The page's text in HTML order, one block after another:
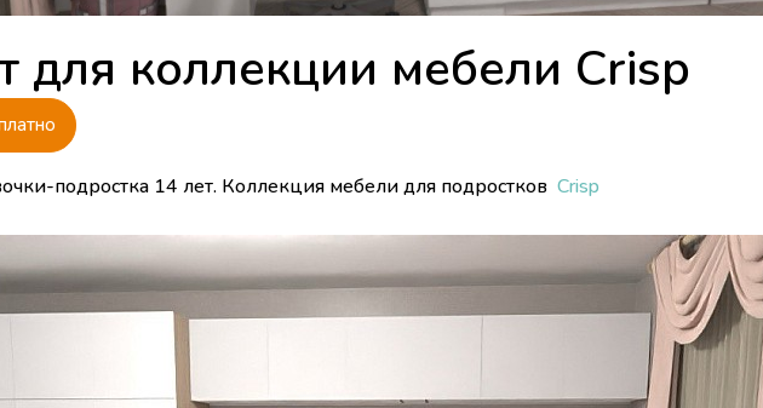
для коллекции мебели Crisp
подростка 14 лет. Коллекция мебели для подростков Crisp